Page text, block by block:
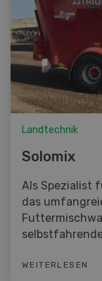
Landtechnik
Solomix
Als Spezialist
das
WEITERLESEN